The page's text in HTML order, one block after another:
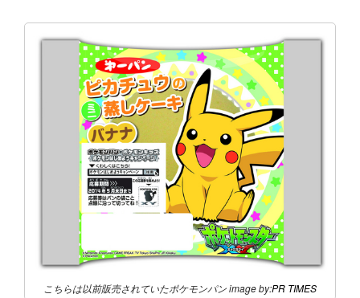
こちらは以前販売されていたポケモンパン image by:PR TIMES